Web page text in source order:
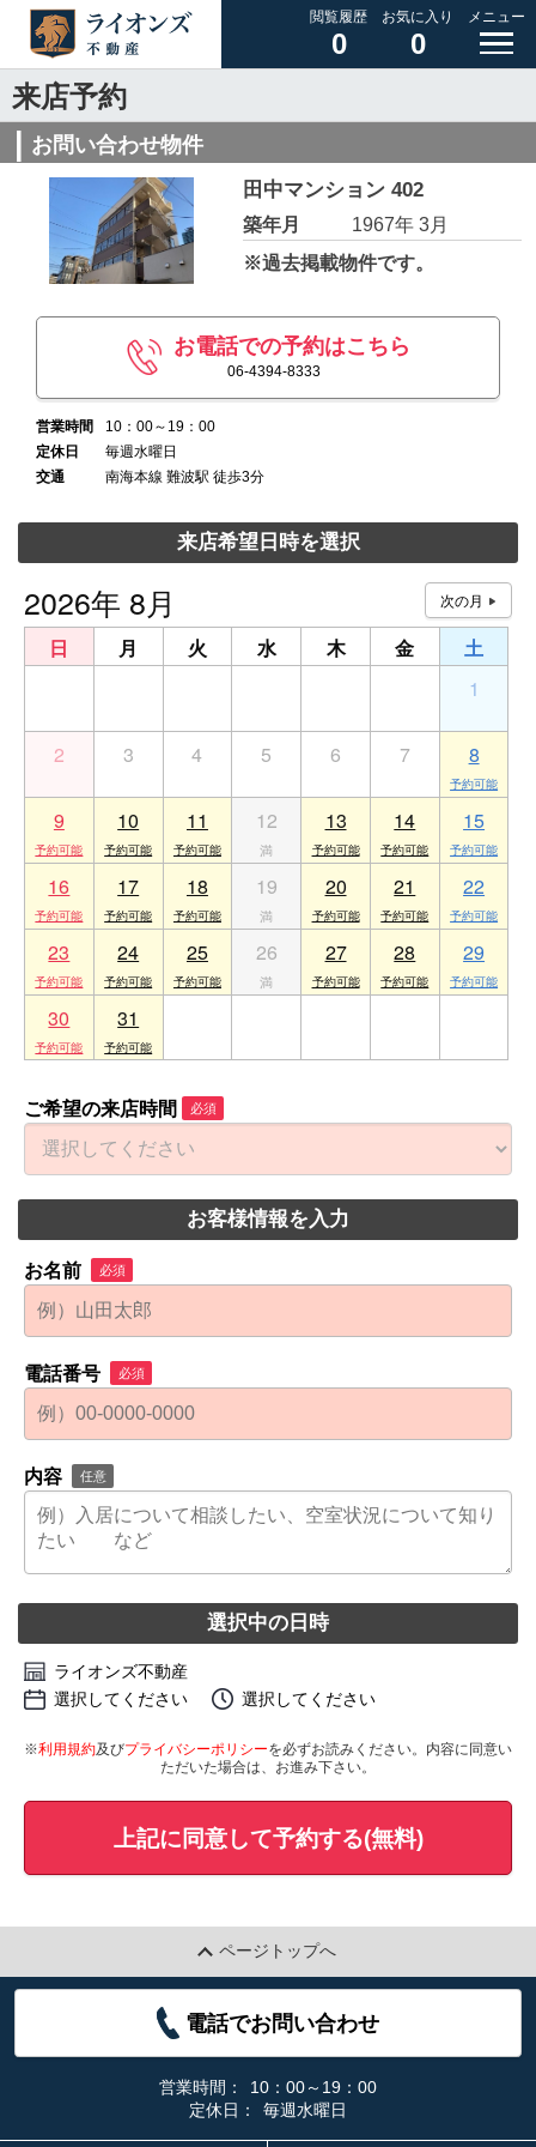
閲覧履歴
0
お気に入り
0
メニュー
来店予約
お問い合わせ物件
田中マンション 402
築年月
1967年 3月
※過去掲載物件です。
お電話での予約はこちら
06-4394-8333
営業時間
10：00～19：00
定休日
毎週水曜日
交通
南海本線 難波駅 徒歩3分
来店希望日時を選択
2026年 8月
日 月 火 水 木 金
土
1
2 3 4 5 6 7 8
9 10 11 12 13 14 15
16 17 18 19 20 21 22
23 24 25 26 27 28 29
30 31
ご希望の来店時間 必須
お客様情報を入力
お名前 必須
電話番号 必須
内容 任意
選択中の日時
ライオンズ不動産
選択してください
選択してください
※利用規約及びプライバシーポリシーを必ずお読みください。内容に同意い
ただいた場合は、お進み下さい。
上記に同意して予約する(無料)
ページトップへ
電話でお問い合わせ
営業時間：
10：00～19：00
定休日：
毎週水曜日